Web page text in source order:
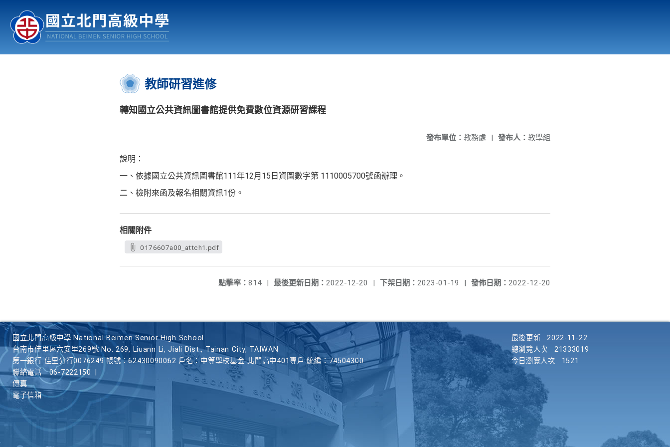
認識北中 行事曆
:::
教師研習進修
轉知國立公共資訊圖書館提供免費數位資源研習課程
發布人： 教學組
發布單位： 教務處 |
說明：
一、依據國立公共資訊圖書館111年12月15日資圖數字第 1110005700號函辦理。
二、檢附來函及報名相關資訊1份。
相關附件
0176607a00_attch1.pdf
發佈日期： 2022-12-20
下架日期： 2023-01-19 |
最後更新日期： 2022-12-20 |
點擊率： 814 |
國立北門高級中學 National Beimen Senior High School
台南市佳里區六安里269號 No. 269, Liuann Li, Jiali Dist., Tainan City, TAIWAN
第一銀行 佳里分行0076249 帳號：62430090062 戶名：中等學校基金-北門高中401專戶 統編：74504300
聯絡電話
06-7222150
傳真
電子信箱
最後更新
2022-11-22
總瀏覽人次
21333019
今日瀏覽人次
1521